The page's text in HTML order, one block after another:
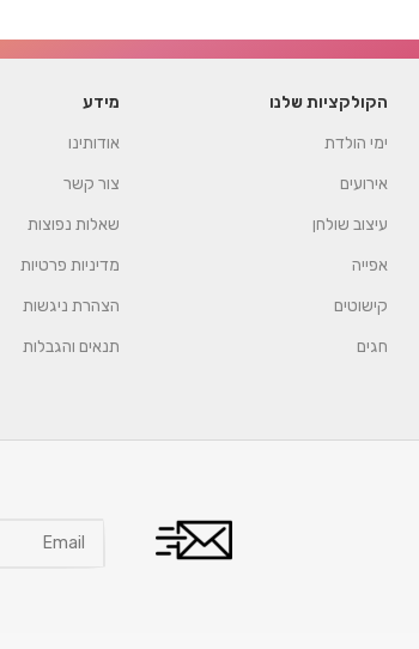
הקולקציות שלנו
ימי הולדת
אירועים
עיצוב שולחן
אפייה
קישוטים
חגים
מידע
אודותינו
צור קשר
שאלות נפוצות
מדיניות פרטיות
הצהרת ניגשות
תנאים והגבלות